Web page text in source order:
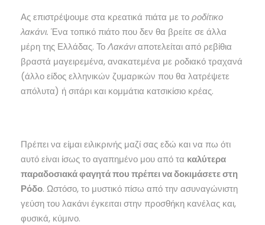
Ας επιστρέψουμε στα κρεατικά πιάτα με τοροδίτικο
λακάνι. Ένα τοπικό πιάτο που δεν θα βρείτε σε άλλα
μέρη της Ελλάδας. ΤοΛακάνιαποτελείται από ρεβίθια
βραστά μαγειρεμένα, ανακατεμένα με ροδιακό τραχανά
(άλλο είδος ελληνικών ζυμαρικών που θα λατρέψετε
απόλυτα) ή σιτάρι και κομμάτια κατσικίσιο κρέας.
Πρέπει να είμαι ειλικρινής μαζί σας εδώ και να πω ότι
αυτό είναι ίσως το αγαπημένο μου από τα καλύτερα
παραδοσιακά φαγητά που πρέπει να δοκιμάσετε στη
Ρόδο. Ωστόσο, το μυστικό πίσω από την ασυναγώνιστη
γεύση του λακάνι έγκειται στην προσθήκη κανέλας και,
φυσικά, κύμινο.